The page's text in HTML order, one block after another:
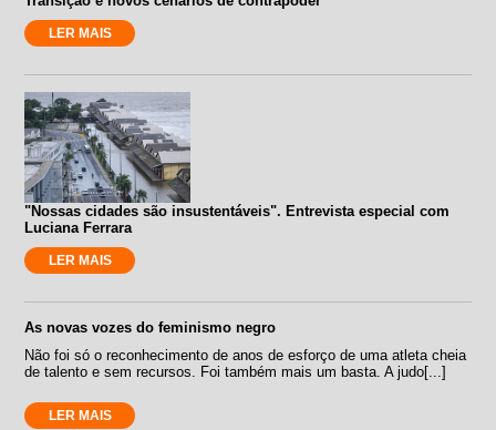
LER MAIS
"Nossas cidades são insustentáveis". Entrevista especial com
Luciana Ferrara
LER MAIS
As novas vozes do feminismo negro
Não foi só o reconhecimento de anos de esforço de uma atleta cheia
de talento e sem recursos. Foi também mais um basta. A judo[...]
LER MAIS